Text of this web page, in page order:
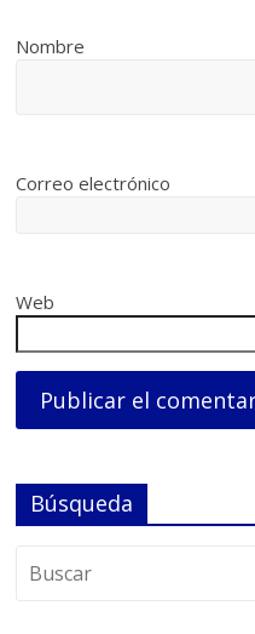
Nombre
Correo electrónico
Web
Búsqueda